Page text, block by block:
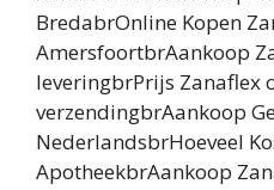
BredabrOnline Kopen
AmersfoortbrAankoop
leveringbrPrijs Zanaflex
verzendingbrAankoop
NederlandsbrHoeveel
ApotheekbrAankoop